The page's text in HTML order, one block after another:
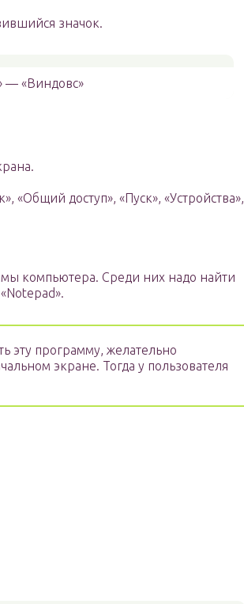
значок.
— «Виндовс»
«Общий доступ», «Пуск», «Устройства»,
компьютера. Среди них надо найти
эту программу, желательно
экране. Тогда у пользователя